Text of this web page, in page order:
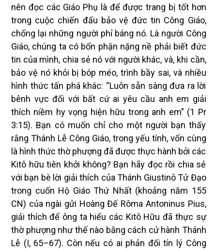
nên đọc các Giáo Phụ là để được trang bị tốt hơn
trong cuộc chiến đấu bảo vệ đức tin Công Giáo,
chống lại những người phỉ báng nó. Là người Công
Giáo, chúng ta có bổn phận nặng nề phải biết đức
tin của mình, chia sẻ nó với người khác, và, khi cần,
bảo vệ nó khỏi bị bóp méo, trình bầy sai, và nhiều
hình thức tấn phá khác: “Luôn sẵn sàng đưa ra lời
bênh vực đối với bất cứ ai yêu cầu anh em giải
thích niềm hy vọng hiện hữu trong anh em” (1 Pr
3:15). Bạn có muốn chỉ cho một người bạn thấy
rằng Thánh Lễ Công Giáo, trong yếu tính, vốn cùng
là hình thức thờ phượng đã được thực hành bởi các
Kitô hữu tiên khởi không? Bạn hãy đọc rồi chia sẻ
với bạn bè lời giải thích của Thánh Giustinô Tử Đạo
trong cuốn Hộ Giáo Thứ Nhất (khoảng năm 155
CN) của ngài gửi Hoàng Đế Rôma Antoninus Pius,
giải thích để ông ta hiểu các Kitô Hữu đã thực sự
thờ phượng như thế nào bằng cách cử hành Thánh
Lễ (I, 65–67). Còn nếu có ai phản đối tín lý Công